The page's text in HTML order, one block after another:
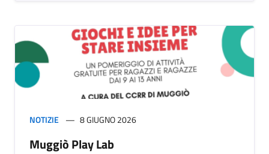
NOTIZIE 8 GIUGNO 2026
Muggiò Play Lab